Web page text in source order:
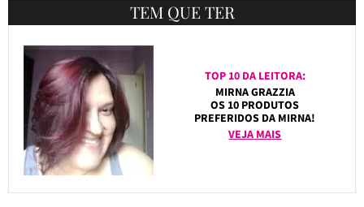
TEM QUE TER
TOP 10 DA LEITORA:
MIRNA GRAZZIA
OS 10 PRODUTOS
PREFERIDOS DA MIRNA!
VEJA MAIS